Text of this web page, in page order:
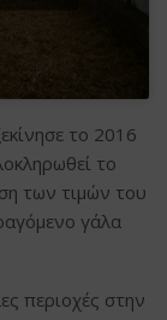
το 2016
το
των τιμών του
γάλα
περιοχές στην